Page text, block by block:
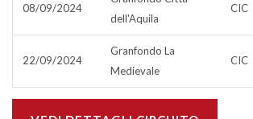
08/09/2024
dell'Aquila
CIC
22/09/2024
Granfondo La
Medievale
CIC